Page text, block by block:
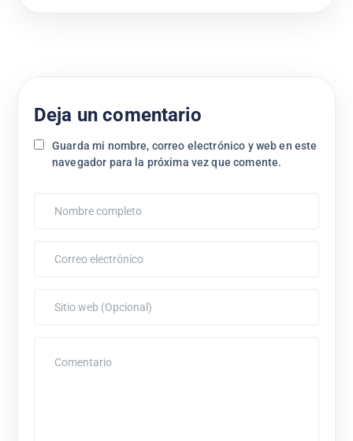
Deja un comentario
Guarda mi nombre, correo electrónico y web en este
navegador para la próxima vez que comente.